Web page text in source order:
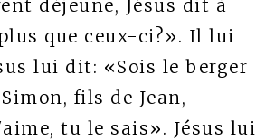
déjeuné, Jésus dit à
que ceux-ci?». Il lui
lui dit: «Sois le berger
fils de Jean,
tu le sais». Jésus lui